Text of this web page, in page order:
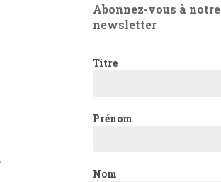
Abonnez-vous à notre
newsletter
Titre
Prénom
Nom